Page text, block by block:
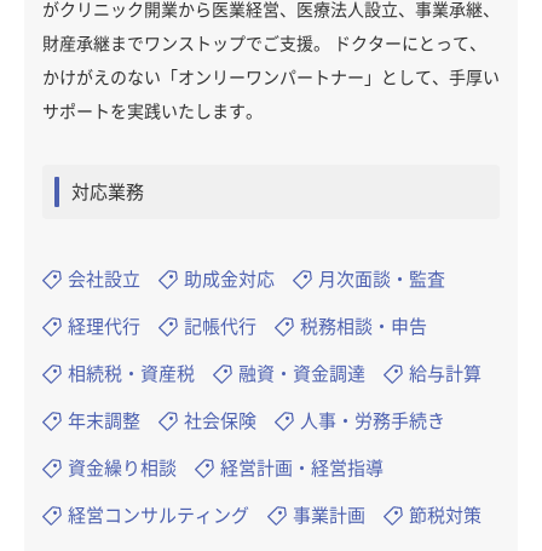
がクリニック開業から医業経営、医療法人設立、事業承継、
財産承継までワンストップでご支援。 ドクターにとって、
かけがえのない「オンリーワンパートナー」として、手厚い
サポートを実践いたします。
対応業務
会社設立 助成金対応 月次面談・監査
経理代行 記帳代行 税務相談・申告
相続税・資産税 融資・資金調達 給与計算
年末調整 社会保険 人事・労務手続き
資金繰り相談 経営計画・経営指導
経営コンサルティング 事業計画 節税対策